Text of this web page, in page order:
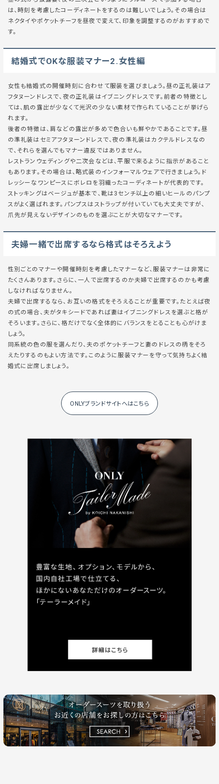
は、時刻を考慮したコーディネートをするのは難しいでしょう。その場合は
ネクタイやポケットチーフを昼夜で変えて、印象を調整するのがおすすめで
す。
結婚式でOKな服装マナー2.女性編
女性も結婚式の開催時刻に合わせて服装を選びましょう。昼の正礼装はア
フタヌーンドレスで、夜の正礼装はイブニングドレスです。前者の特徴とし
ては、肌の露出が少なくて光沢の少ない素材で作られていることが挙げら
れます。
後者の特徴は、肩などの露出が多めで色合いも鮮やかであることです。昼
の準礼装はセミアフタヌーンドレスで、夜の準礼装はカクテルドレスなの
で、それらを選んでもマナー違反ではありません。
レストランウェディングや二次会などは、平服で来るように指示があること
もあります。その場合は、略式装のインフォーマルウェアで行きましょう。ド
レッシーなワンピースにボレロを羽織ったコーディネートが代表的です。
ストッキングはベージュが基本で、靴は3センチ以上の細いヒールのパンプ
スがよく選ばれます。パンプスはストラップが付いていても大丈夫ですが、
爪先が見えないデザインのものを選ぶことが大切なマナーです。
夫婦一緒で出席するなら格式はそろえよう
性別ごとのマナーや開催時刻を考慮したマナーなど、服装マナーは非常に
たくさんあります。さらに、一人で出席するのか夫婦で出席するのかも考慮
しなければなりません。
夫婦で出席するなら、お互いの格式をそろえることが重要です。たとえば夜
の式の場合、夫がタキシードであれば妻はイブニングドレスを選ぶと格が
そろいます。さらに、格だけでなく全体的にバランスをとることも心がけま
しょう。
同系統の色の服を選んだり、夫のポケットチーフと妻のドレスの柄をそろ
えたりするのもよい方法です。このように服装マナーを守って気持ちよく結
婚式に出席しましょう。
ONLYブランドサイトへはこちら